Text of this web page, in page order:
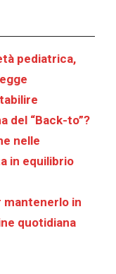
pediatrica,
del “Back-to”?
nelle
in equilibrio
mantenerlo in
quotidiana